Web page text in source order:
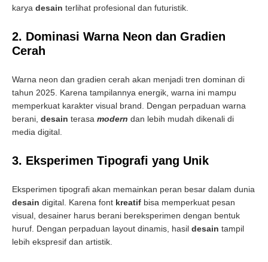
karya desain terlihat profesional dan futuristik.
2. Dominasi Warna Neon dan Gradien
Cerah
Warna neon dan gradien cerah akan menjadi tren dominan di
tahun 2025. Karena tampilannya energik, warna ini mampu
memperkuat karakter visual brand. Dengan perpaduan warna
berani, desain terasa modern dan lebih mudah dikenali di
media digital.
3. Eksperimen Tipografi yang Unik
Eksperimen tipografi akan memainkan peran besar dalam dunia
desain digital. Karena font kreatif bisa memperkuat pesan
visual, desainer harus berani bereksperimen dengan bentuk
huruf. Dengan perpaduan layout dinamis, hasil desain tampil
lebih ekspresif dan artistik.